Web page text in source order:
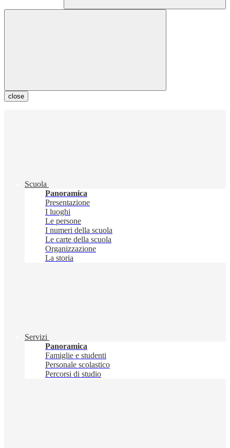
close
Scuola
Panoramica
Presentazione
I luoghi
Le persone
I numeri della scuola
Le carte della scuola
Organizzazione
La storia
Servizi
Panoramica
Famiglie e studenti
Personale scolastico
Percorsi di studio